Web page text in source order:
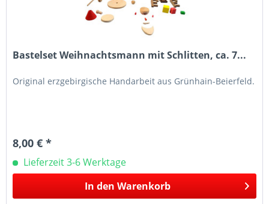
Bastelset Weihnachtsmann mit Schlitten, ca. 7...
Original erzgebirgische Handarbeit aus Grünhain-Beierfeld.
8,00 € *
Lieferzeit 3-6 Werktage
In den Warenkorb